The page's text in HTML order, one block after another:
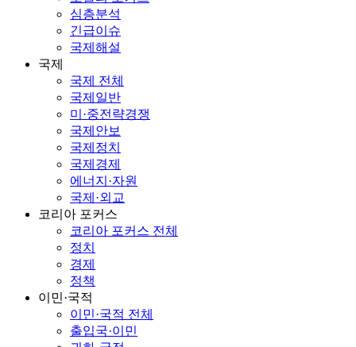
심층분석
긴급이슈
국제해설
국제
국제 전체
국제일반
미·중전략경쟁
국제안보
국제정치
국제경제
에너지·자원
국제·외교
코리아 포커스
코리아 포커스 전체
정치
경제
정책
이민·국적
이민·국적 전체
출입국·이민